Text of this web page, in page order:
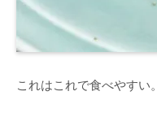
これはこれで食べやすい。